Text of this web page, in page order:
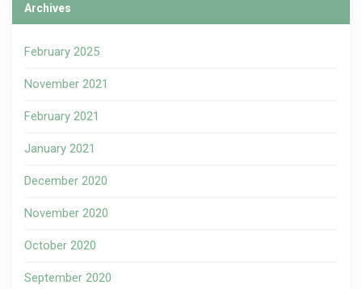
Archives
February 2025
November 2021
February 2021
January 2021
December 2020
November 2020
October 2020
September 2020